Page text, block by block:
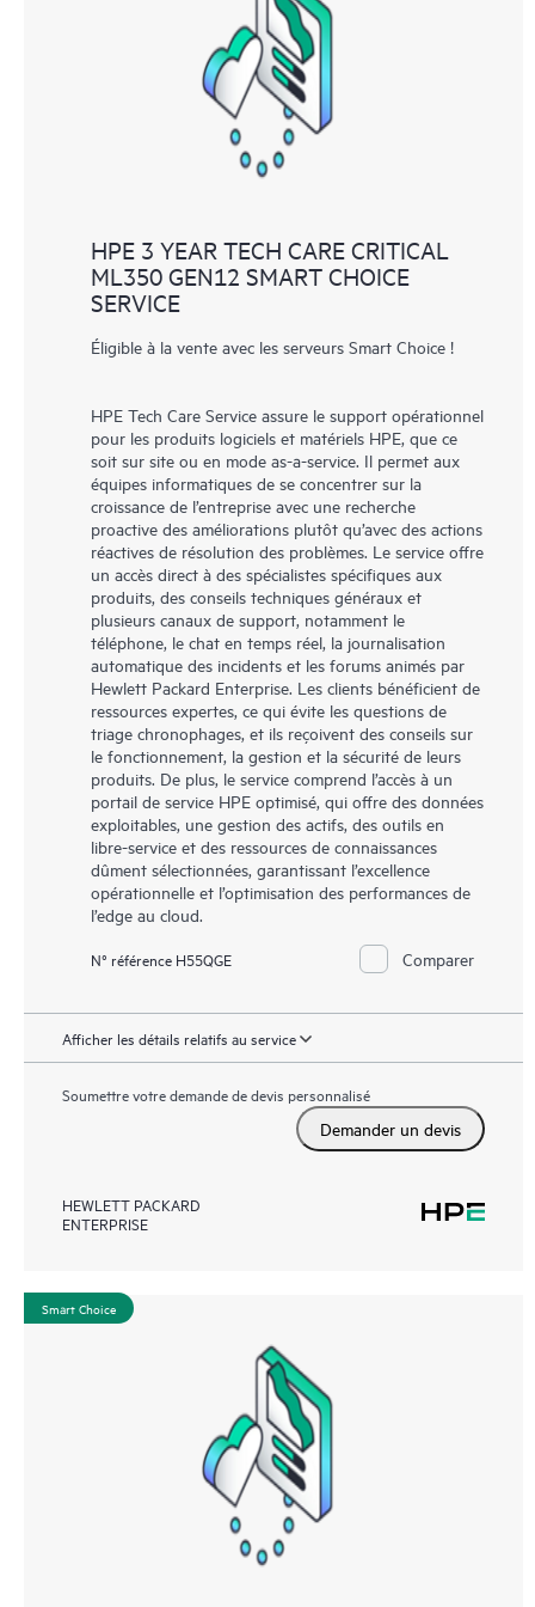
les différents produits installés dans leur environnement et en
comprenant comment ces produits interagissent ensemble. Les
nouveaux outils en libre-service permettent aux Clients
d’effectuer certaines activités sans avoir à ouvrir un incident de
support, tout en fournissant un portail de ressources de
connaissances dûment sélectionnées. Le service HPE Tech Care
périphérie au cloud.
HPE 3 YEAR TECH CARE CRITICAL
ML350 GEN12 SMART CHOICE
SERVICE
Éligible à la vente avec les serveurs Smart Choice !
HPE Tech Care Service assure le support opérationnel
pour les produits logiciels et matériels HPE, que ce
soit sur site ou en mode as-a-service. Il permet aux
équipes informatiques de se concentrer sur la
croissance de l’entreprise avec une recherche
proactive des améliorations plutôt qu’avec des actions
réactives de résolution des problèmes. Le service offre
un accès direct à des spécialistes spécifiques aux
produits, des conseils techniques généraux et
plusieurs canaux de support, notamment le
téléphone, le chat en temps réel, la journalisation
automatique des incidents et les forums animés par
Hewlett Packard Enterprise. Les clients bénéficient de
ressources expertes, ce qui évite les questions de
triage chronophages, et ils reçoivent des conseils sur
le fonctionnement, la gestion et la sécurité de leurs
produits. De plus, le service comprend l’accès à un
portail de service HPE optimisé, qui offre des données
exploitables, une gestion des actifs, des outils en
libre-service et des ressources de connaissances
dûment sélectionnées, garantissant l’excellence
opérationnelle et l’optimisation des performances de
l’edge au cloud.
N° référence H55QGE Comparer
Afficher les détails relatifs au service
Soumettre votre demande de devis personnalisé
Demander un devis
HEWLETT PACKARD
ENTERPRISE
Smart Choice